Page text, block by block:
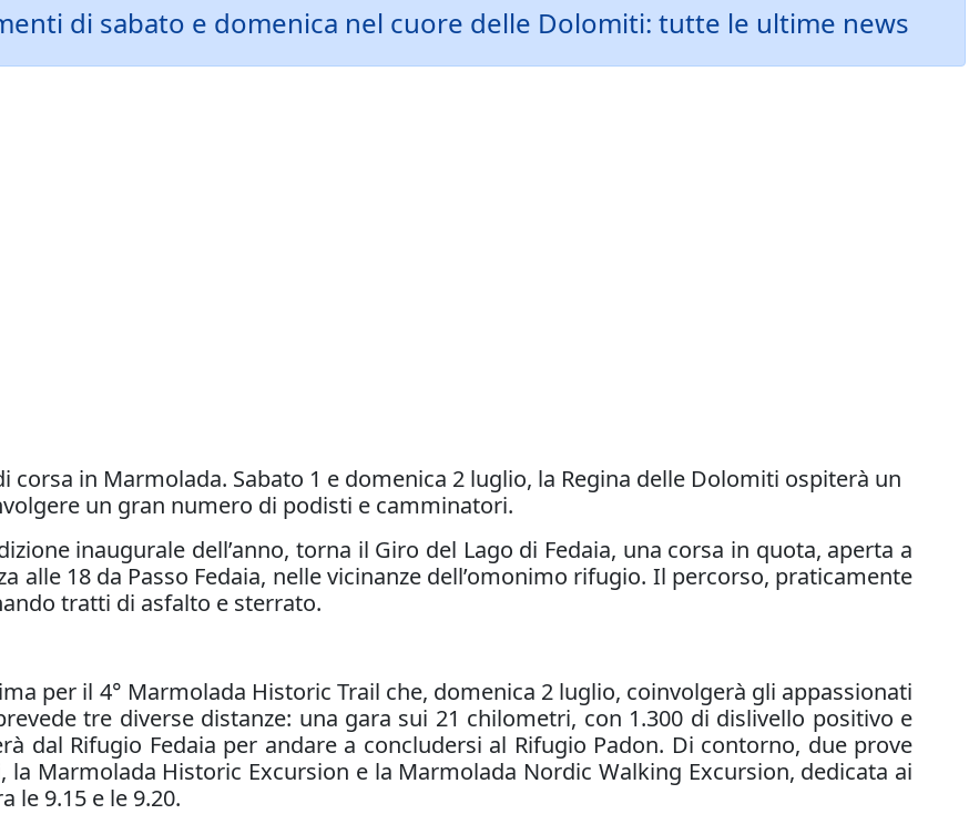
di sabato e domenica nel cuore delle Dolomiti: tutte le ultime news
in Marmolada. Sabato 1 e domenica 2 luglio, la Regina delle Dolomiti ospiterà un
un gran numero di podisti e camminatori.
inaugurale dell’anno, torna il Giro del Lago di Fedaia, una corsa in quota, aperta a
alle 18 da Passo Fedaia, nelle vicinanze dell’omonimo rifugio. Il percorso, praticamente
tratti di asfalto e sterrato.
per il 4° Marmolada Historic Trail che, domenica 2 luglio, coinvolgerà gli appassionati
tre diverse distanze: una gara sui 21 chilometri, con 1.300 di dislivello positivo e
dal Rifugio Fedaia per andare a concludersi al Rifugio Padon. Di contorno, due prove
Marmolada Historic Excursion e la Marmolada Nordic Walking Excursion, dedicata ai
le 9.15 e le 9.20.